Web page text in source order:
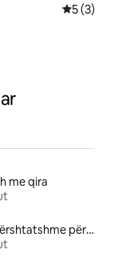
5 (3)
me qira
Banesa të përshtatshme për familje me qira